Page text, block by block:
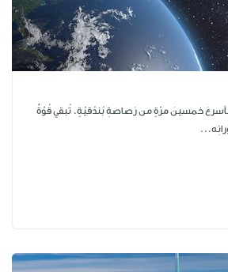
خمسينَ مرّةٍ من رَصاصةِ بُندُقيّةٍ. تُبقي قُوّةٌ